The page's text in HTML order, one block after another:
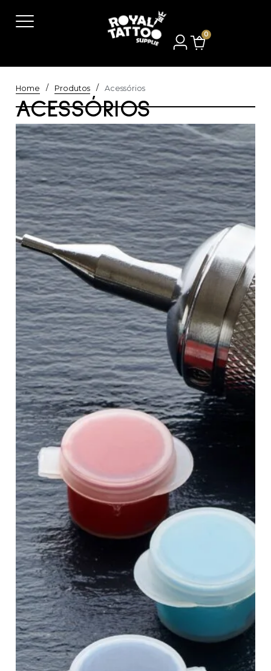
0
Home / Produtos / Acessórios
ACESSÓRIOS